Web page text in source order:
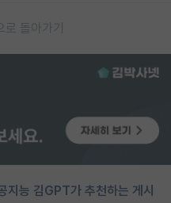
돌아가기
지능 김GPT가 추천하는 게시